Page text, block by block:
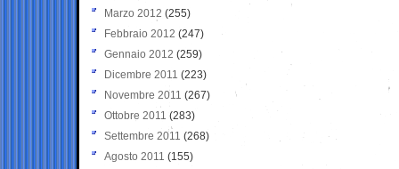
Marzo 2012 (255)
Febbraio 2012 (247)
Gennaio 2012 (259)
Dicembre 2011 (223)
Novembre 2011 (267)
Ottobre 2011 (283)
Settembre 2011 (268)
Agosto 2011 (155)